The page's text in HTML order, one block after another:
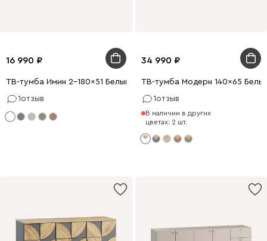
16 990
ТВ-тумба Имин 2-180x51 Белый
1отзыв
34 990
ТВ-тумба Модерн 140x65
1отзыв
В наличии в других
цветах: 2 шт.